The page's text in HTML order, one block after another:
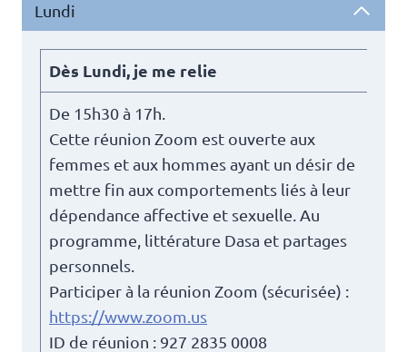
Lundi
Dès Lundi, je me relie
De 15h30 à 17h.
Cette réunion Zoom est ouverte aux
femmes et aux hommes ayant un désir de
mettre fin aux comportements liés à leur
dépendance affective et sexuelle. Au
programme, littérature Dasa et partages
personnels.
Participer à la réunion Zoom (sécurisée) :
https://www.zoom.us
ID de réunion : 927 2835 0008